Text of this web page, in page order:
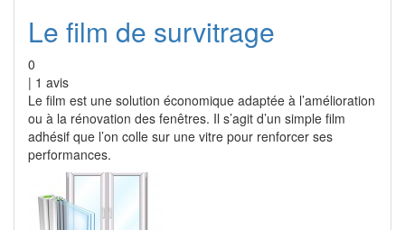
Le film de survitrage
0
| 1 avis
Le film est une solution économique adaptée à l’amélioration
ou à la rénovation des fenêtres. Il s’agit d’un simple film
adhésif que l’on colle sur une vitre pour renforcer ses
performances.